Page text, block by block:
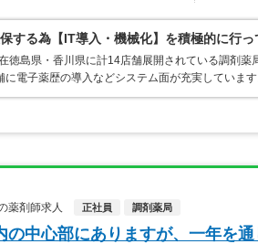
する為【IT導入・機械化】を積極的に行っ
徳島県・香川県に計14店舗展開されている調剤
に電子薬歴の導入などシステム面が充実していま
薬剤師求人
正社員 調剤薬局
の中心部にありますが、一年を